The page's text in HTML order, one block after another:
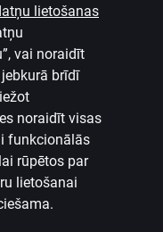
lietošanas
vai noraidīt
brīdī
noraidīt visas
funkcionālās
rūpētos par
lietošanai